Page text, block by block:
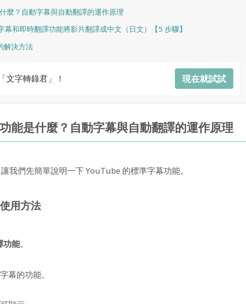
麼？自動字幕與自動翻譯的運作原理
和即時翻譯功能將影片翻譯成中文（日文）【5 步驟】
解決方法
文字轉錄君」！ 現在就試試
能是什麼？自動字幕與自動翻譯的運作原理
我們先簡單說明一下 YouTube 的標準字幕功能。
用方法
功能。
幕的功能。